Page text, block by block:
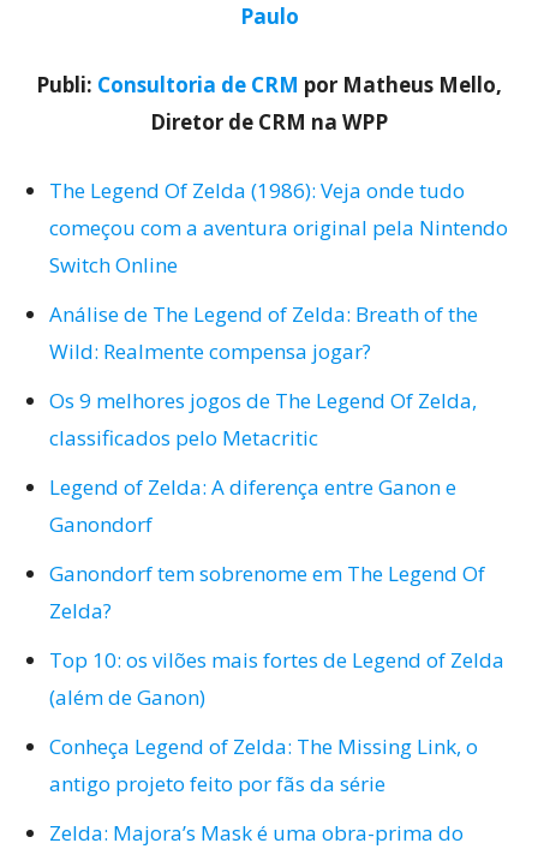
Paulo
Publi: Consultoria de CRM por Matheus Mello,
Diretor de CRM na WPP
The Legend Of Zelda (1986): Veja onde tudo
começou com a aventura original pela Nintendo
Switch Online
Análise de The Legend of Zelda: Breath of the
Wild: Realmente compensa jogar?
Os 9 melhores jogos de The Legend Of Zelda,
classificados pelo Metacritic
Legend of Zelda: A diferença entre Ganon e
Ganondorf
Ganondorf tem sobrenome em The Legend Of
Zelda?
Top 10: os vilões mais fortes de Legend of Zelda
(além de Ganon)
Conheça Legend of Zelda: The Missing Link, o
antigo projeto feito por fãs da série
Zelda: Majora’s Mask é uma obra-prima do